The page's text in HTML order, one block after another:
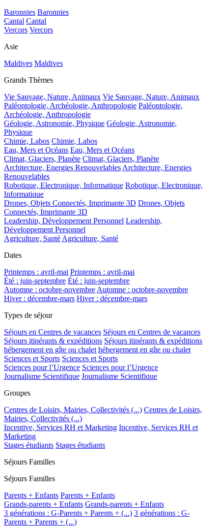
Baronnies Baronnies
Cantal Cantal
Vercors Vercors
Asie
Maldives Maldives
Grands Thèmes
Vie Sauvage, Nature, Animaux Vie Sauvage, Nature, Animaux
Paléontologie, Archéologie, Anthropologie Paléontologie,
Archéologie, Anthropologie
Géologie, Astronomie, Physique Géologie, Astronomie,
Physique
Chimie, Labos Chimie, Labos
Eau, Mers et Océans Eau, Mers et Océans
Climat, Glaciers, Planète Climat, Glaciers, Planète
Architecture, Energies Renouvelables Architecture, Energies
Renouvelables
Robotique, Electronique, Informatique Robotique, Electronique,
Informatique
Drones, Objets Connectés, Imprimante 3D Drones, Objets
Connectés, Imprimante 3D
Leadership, Développement Personnel Leadership,
Développement Personnel
Agriculture, Santé Agriculture, Santé
Dates
Printemps : avril-mai Printemps : avril-mai
Été : juin-septembre Été : juin-septembre
Automne : octobre-novembre Automne : octobre-novembre
Hiver : décembre-mars Hiver : décembre-mars
Types de séjour
Séjours en Centres de vacances Séjours en Centres de vacances
Séjours itinérants & expéditions Séjours itinérants & expéditions
hébergement en gîte ou chalet hébergement en gîte ou chalet
Sciences et Sports Sciences et Sports
Sciences pour l’Urgence Sciences pour l’Urgence
Journalisme Scientifique Journalisme Scientifique
Groupes
Centres de Loisirs, Mairies, Collectivités (...) Centres de Loisirs,
Mairies, Collectivités (...)
Incentive, Services RH et Marketing Incentive, Services RH et
Marketing
Stages étudiants Stages étudiants
Séjours Familles
Séjours Familles
Parents + Enfants Parents + Enfants
Grands-parents + Enfants Grands-parents + Enfants
3 générations : G-Parents + Parents + (...) 3 générations : G-
Parents + Parents + (...)